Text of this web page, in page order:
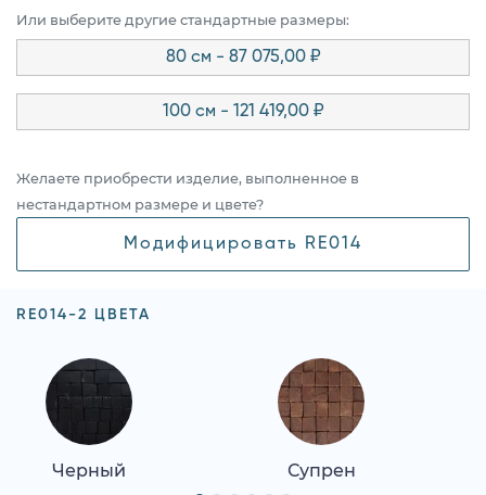
Или выберите другие стандартные размеры:
80 см - 87 075,00 ₽
100 см - 121 419,00 ₽
Желаете приобрести изделие, выполненное в
нестандартном размере и цвете?
Модифицировать RE014
RE014-2 ЦВЕТА
Черный Супрен